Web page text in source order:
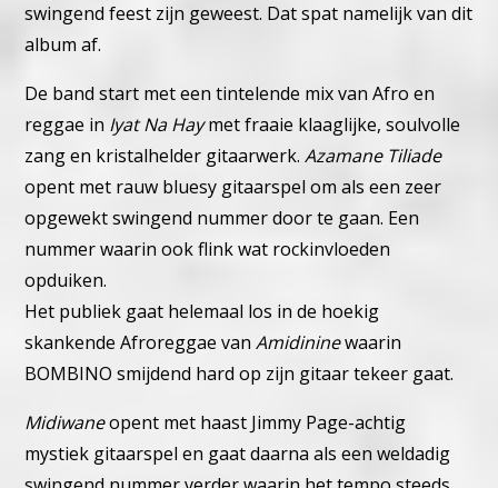
swingend feest zijn geweest. Dat spat namelijk van dit
album af.
De band start met een tintelende mix van Afro en
reggae in Iyat Na Haymet fraaie klaaglijke, soulvolle
zang en kristalhelder gitaarwerk.Azamane Tiliade
opent met rauw bluesy gitaarspel om als een zeer
opgewekt swingend nummer door te gaan. Een
nummer waarin ook flink wat rockinvloeden
opduiken.
Het publiek gaat helemaal los in de hoekig
skankende Afroreggae vanAmidininewaarin
BOMBINO smijdend hard op zijn gitaar tekeer gaat.
Midiwaneopent met haast Jimmy Page-achtig
mystiek gitaarspel en gaat daarna als een weldadig